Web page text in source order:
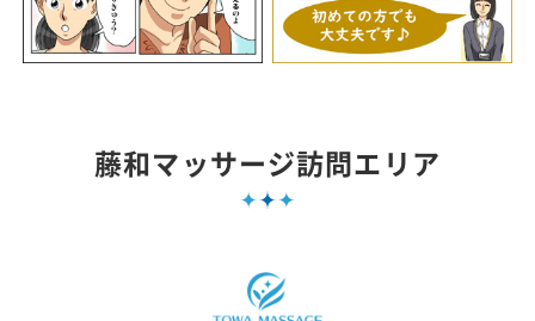
藤和マッサージ訪問エリア